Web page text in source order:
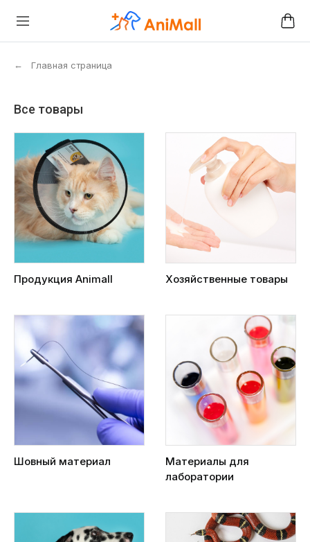
← Главная страница
Все товары
Продукция Animall Хозяйственные товары
Шовный материал
Материалы для
лаборатории